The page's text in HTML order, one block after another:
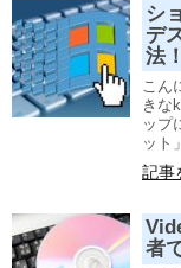
シ
デ
法！
こん
きな
ップ
ット
記事
者